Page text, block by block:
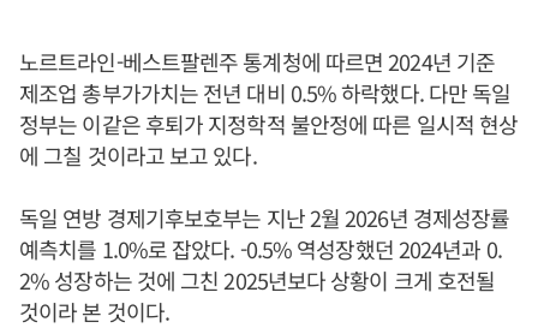
노르트라인-베스트팔렌주 통계청에 따르면 2024년 기준
제조업 총부가가치는 전년 대비 0.5% 하락했다. 다만 독일
정부는 이같은 후퇴가 지정학적 불안정에 따른 일시적 현상
에 그칠 것이라고 보고 있다.
독일 연방 경제기후보호부는 지난 2월 2026년 경제성장률
예측치를 1.0%로 잡았다. -0.5% 역성장했던 2024년과 0.
2% 성장하는 것에 그친 2025년보다 상황이 크게 호전될
것이라 본 것이다.